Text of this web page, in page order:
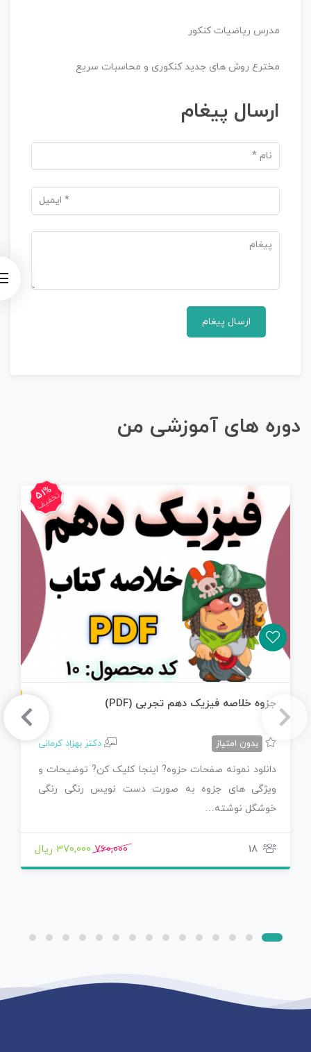
مدرس ریاضیات کنکور
مخترع روش های جدید کنکوری و محاسبات سریع
ارسال پیغام
دوره های آموزشی من
51%
تخفیف
جزوه خلاصه فیزیک دهم تجربی (PDF)
بدون امتیاز دکتر بهزاد کرمانی
دانلود نمونه صفحات حزوه? اینجا کلیک کن? توضیحات و
ویژگی های جزوه به صورت دست نویس رنگی رنگی
خوشگل نوشته…
18
760,000 370,000 ریال